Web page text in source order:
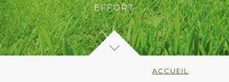
EFFORT
ACCUEIL